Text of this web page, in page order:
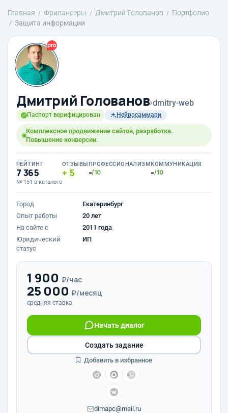
Главная Фрилансеры Дмитрий Голованов
Портфолио
Защита информации
Дмитрий Голованов›dmitry-web
Паспорт верифицирован Нейросаммари
Комплексное продвижение сайтов, разработка.
Повышение конверсии.
РЕЙТИНГ
7 365
№ 151 в каталоге
ОТЗЫВЫ
5
ПРОФЕССИОНАЛИЗМ
-/10
КОММУНИКАЦИЯ
-/10
Город
Екатеринбург
Опыт работы
20 лет
На сайте с
2011 года
Юридический
статус
ИП
1 900 ₽/час
25 000 ₽/месяц
средняя ставка
Начать диалог
dimapc@mail.ru
Создать задание
Добавить в избранное